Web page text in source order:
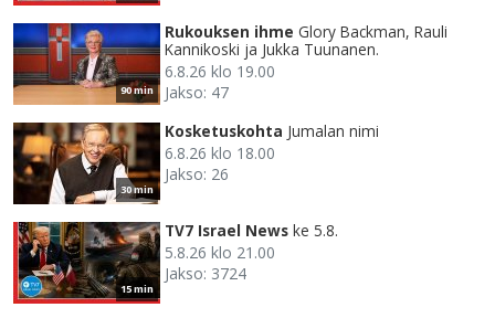
90 min
Rukouksen ihme Glory Backman, Rauli
Kannikoski ja Jukka Tuunanen.
6.8.26 klo 19.00
Jakso: 47
30 min
Kosketuskohta Jumalan nimi
6.8.26 klo 18.00
Jakso: 26
15 min
TV7 Israel News ke 5.8.
5.8.26 klo 21.00
Jakso: 3724